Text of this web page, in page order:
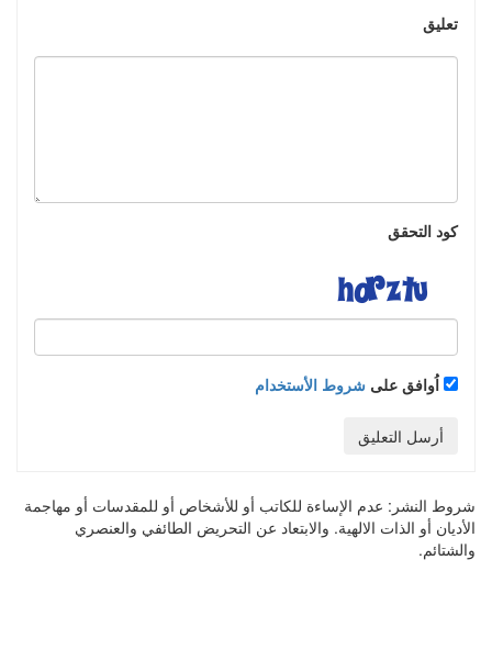
تعليق
كود التحقق
اُوافق على شروط الأستخدام
أرسل التعليق
شروط النشر: عدم الإساءة للكاتب أو للأشخاص أو للمقدسات أو مهاجمة
الأديان أو الذات الالهية. والابتعاد عن التحريض الطائفي والعنصري
والشتائم.